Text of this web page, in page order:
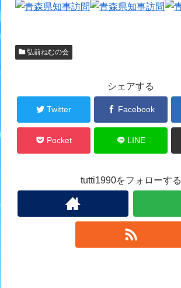
弘前ねむの会
シェアする
Twitter Facebook
Pocket LINE
tutti1990をフォローする